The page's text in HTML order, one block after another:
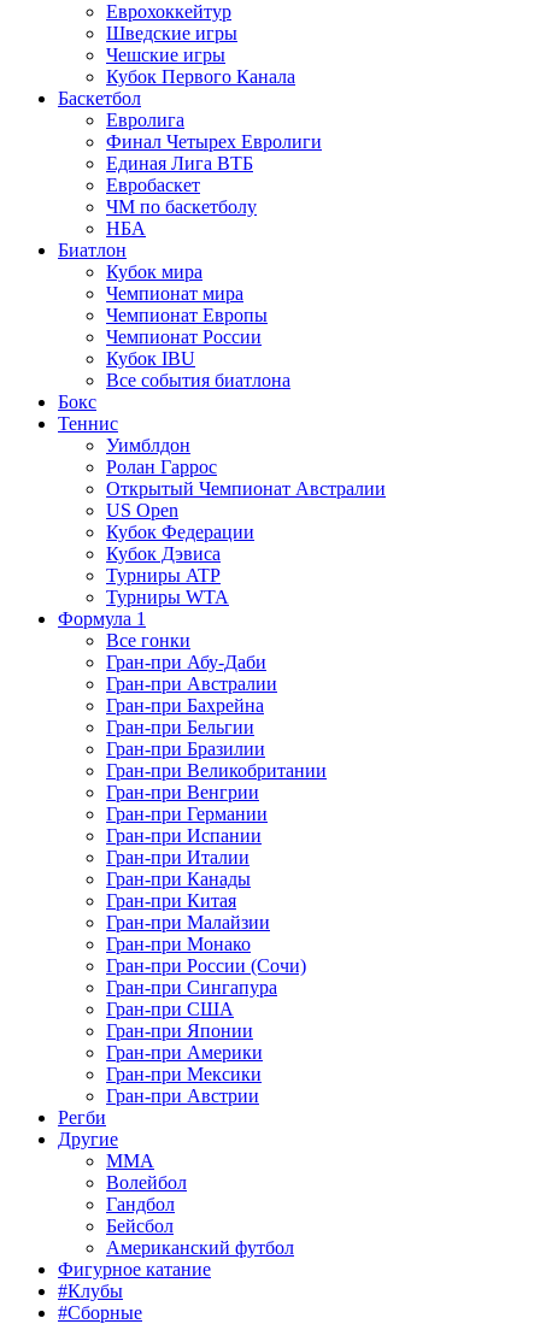
Еврохоккейтур
Шведские игры
Чешские игры
Кубок Первого Канала
Баскетбол
Евролига
Финал Четырех Евролиги
Единая Лига ВТБ
Евробаскет
ЧМ по баскетболу
НБА
Биатлон
Кубок мира
Чемпионат мира
Чемпионат Европы
Чемпионат России
Кубок IBU
Все события биатлона
Бокс
Теннис
Уимблдон
Ролан Гаррос
Открытый Чемпионат Австралии
US Open
Кубок Федерации
Кубок Дэвиса
Турниры ATP
Турниры WTA
Формула 1
Все гонки
Гран-при Абу-Даби
Гран-при Австралии
Гран-при Бахрейна
Гран-при Бельгии
Гран-при Бразилии
Гран-при Великобритании
Гран-при Венгрии
Гран-при Германии
Гран-при Испании
Гран-при Италии
Гран-при Канады
Гран-при Китая
Гран-при Малайзии
Гран-при Монако
Гран-при России (Сочи)
Гран-при Сингапура
Гран-при США
Гран-при Японии
Гран-при Америки
Гран-при Мексики
Гран-при Австрии
Регби
Другие
MMA
Волейбол
Гандбол
Бейсбол
Американский футбол
Фигурное катание
#Клубы
#Сборные